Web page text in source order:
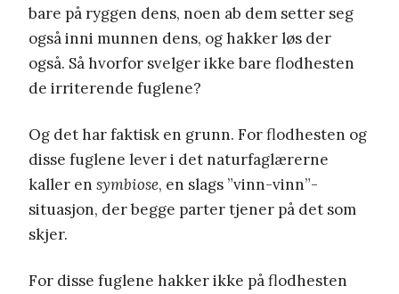
bare på ryggen dens, noen ab dem setter seg
også inni munnen dens, og hakker løs der
også. Så hvorfor svelger ikke bare flodhesten
de irriterende fuglene?
Og det har faktisk en grunn. For flodhesten og
disse fuglene lever i det naturfaglærerne
kaller en symbiose, en slags ”vinn-vinn”-
situasjon, der begge parter tjener på det som
skjer.
For disse fuglene hakker ikke på flodhesten